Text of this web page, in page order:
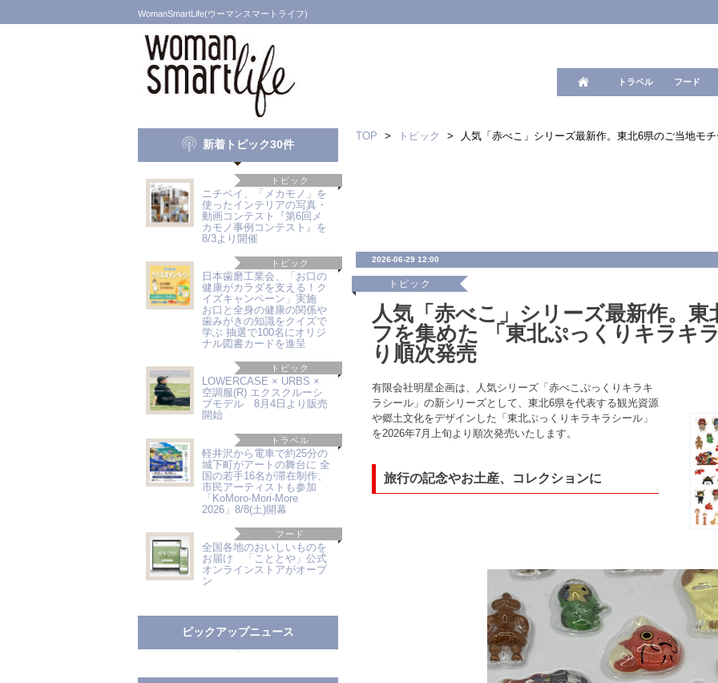
WomanSmartLife(ウーマンスマートライフ)
トラベル フード
新着トピック30件
トピック
ニチベイ、「メカモノ」を
使ったインテリアの写真・
動画コンテスト『第6回メ
カモノ事例コンテスト』を
8/3より開催
トピック
日本歯磨工業会、「お口の
健康がカラダを支える！ク
イズキャンペーン」実施
お口と全身の健康の関係や
歯みがきの知識をクイズで
学ぶ 抽選で100名にオリジ
ナル図書カードを進呈
トピック
LOWERCASE × URBS ×
空調服(R) エクスクルーシ
ブモデル 8月4日より販売
開始
トラベル
軽井沢から電車で約25分の
城下町がアートの舞台に 全
国の若手16名が滞在制作、
市民アーティストも参加
「KoMoro-Mori-More
2026」8/8(土)開幕
フード
全国各地のおいしいものを
お届け 「こととや」公式
オンラインストアがオープ
ン
ピックアップニュース
TOP > トピック > 人気「赤べこ」シリーズ最新作。東北6県のご当地モ
2026-06-29 12:00
トピック
人気「赤べこ」シリーズ最新作。
フを集めた 「東北ぷっくりキラキ
り順次発売
有限会社明星企画は、人気シリーズ「赤べこぷっくりキラキ
ラシール」の新シリーズとして、東北6県を代表する観光資源
や郷土文化をデザインした「東北ぷっくりキラキラシール」
を2026年7月上旬より順次発売いたします。
旅行の記念やお土産、コレクションに